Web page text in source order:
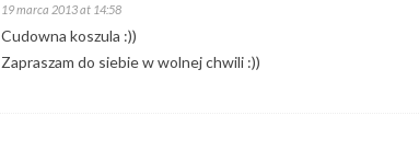
19 marca 2013 at 14:58
Cudowna koszula :))
Zapraszam do siebie w wolnej chwili :))